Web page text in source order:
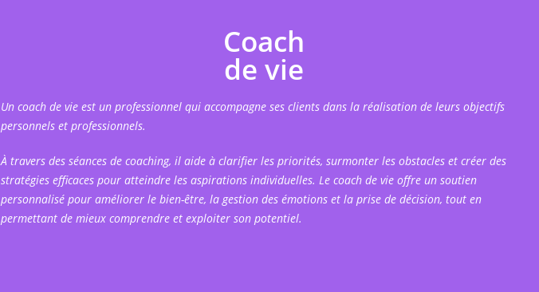
Coach
de vie
Un coach de vie est un professionnel qui accompagne ses clients dans la réalisation de leurs objectifs
personnels et professionnels.
À travers des séances de coaching, il aide à clarifier les priorités, surmonter les obstacles et créer des
stratégies efficaces pour atteindre les aspirations individuelles. Le coach de vie offre un soutien
personnalisé pour améliorer le bien-être, la gestion des émotions et la prise de décision, tout en
permettant de mieux comprendre et exploiter son potentiel.